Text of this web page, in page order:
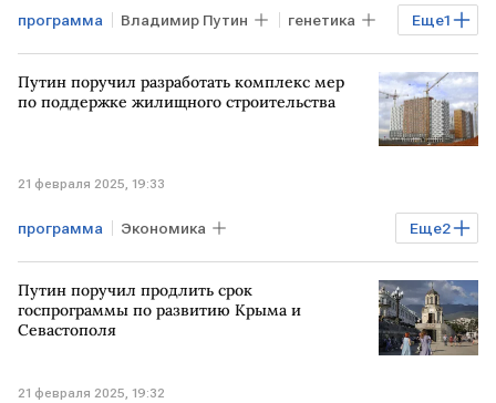
Еще1
программа Владимир Путин генетика
Технологии
Путин поручил разработать комплекс мер
по поддержке жилищного строительства
21 февраля 2025, 19:33
Еще2
программа Экономика
Владимир Путин
жилищное строительство ИЖС
Путин поручил продлить срок
госпрограммы по развитию Крыма и
Севастополя
21 февраля 2025, 19:32